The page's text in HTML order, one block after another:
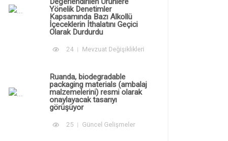
Yönelik Denetimler
Kapsamında Bazı Alkollü
İçeceklerin İthalatını Geçici
Olarak Durdurdu
24 Mevzuat Değişiklikleri
Ruanda, biodegradable
packaging materials (ambalaj
malzemelerini) resmi olarak
onaylayacak tasarıyı
görüşüyor
25 Güncel Gelişmeler